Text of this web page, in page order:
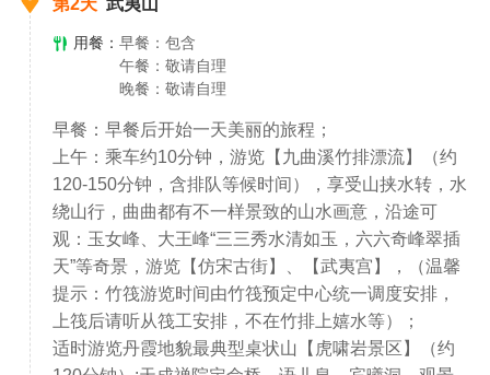
用餐： 早餐：包含
午餐：敬请自理
晚餐：敬请自理
早餐：早餐后开始一天美丽的旅程；
上午：乘车约10分钟，游览【九曲溪竹排漂流】（约
120-150分钟，含排队等候时间），享受山挟水转，水
绕山行，曲曲都有不一样景致的山水画意，沿途可
观：玉女峰、大王峰“三三秀水清如玉，六六奇峰翠插
天”等奇景，游览【仿宋古街】、【武夷宫】，（温馨
提示：竹筏游览时间由竹筏预定中心统一调度安排，
上筏后请听从筏工安排，不在竹排上嬉水等）；
适时游览丹霞地貌最典型桌状山【虎啸岩景区】（约